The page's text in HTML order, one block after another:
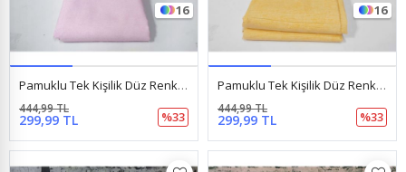
16
Pamuklu Tek Kişilik Düz Renk Lastikli Çarşaf Takımı Pembe
299,99 TL
444,99 TL
%33
16
Pamuklu Tek Kişilik Düz Renk Lastikli Çarşaf Takımı Sarı
299,99 TL
444,99 TL
%33